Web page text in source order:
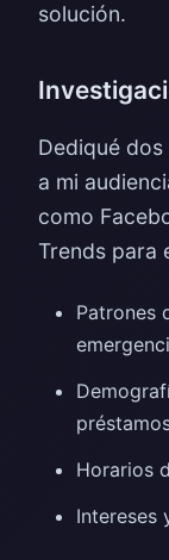
solución.
Dediqué
a mi
como
Trends para
Patrones
Horarios
Intereses